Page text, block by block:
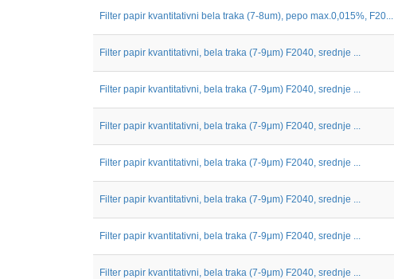
Filter papir kvantitativni bela traka (7-8um), pepo max.0,015%, F20...
Filter papir kvantitativni, bela traka (7-9µm) F2040, srednje ...
Filter papir kvantitativni, bela traka (7-9μm) F2040, srednje ...
Filter papir kvantitativni, bela traka (7-9μm) F2040, srednje ...
Filter papir kvantitativni, bela traka (7-9μm) F2040, srednje ...
Filter papir kvantitativni, bela traka (7-9μm) F2040, srednje ...
Filter papir kvantitativni, bela traka (7-9μm) F2040, srednje ...
Filter papir kvantitativni, bela traka (7-9μm) F2040, srednje ...